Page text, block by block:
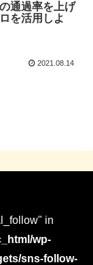
通過率を上げ
を活用しよ
2021.08.14
in
wp-
sns-follow-